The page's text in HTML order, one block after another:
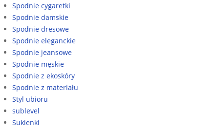
Spodnie cygaretki
Spodnie damskie
Spodnie dresowe
Spodnie eleganckie
Spodnie jeansowe
Spodnie męskie
Spodnie z ekoskóry
Spodnie z materiału
Styl ubioru
sublevel
Sukienki